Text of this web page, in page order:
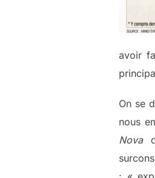
avoir
On se
nous
Nova